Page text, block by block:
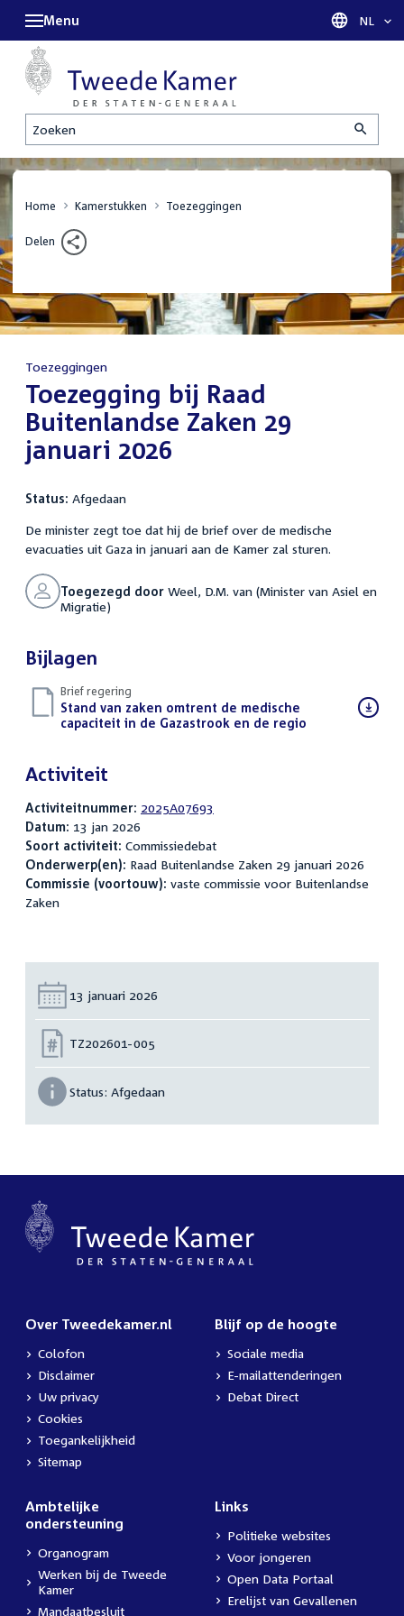
Zoeken
Menu Taal
NL
Home Kamerstukken Toezeggingen
Delen
Toezeggingen
:Toezegging bij Raad
Buitenlandse Zaken 29
januari 2026
Status: Afgedaan
De minister zegt toe dat hij de brief over de medische
evacuaties uit Gaza in januari aan de Kamer zal sturen.
Toegezegd doorWeel, D.M. van (Minister van Asiel en
Migratie)
Bijlagen
Brief regering
Download
bestand:
Stand van zaken omtrent de medische
capaciteit in de Gazastrook en de regio
Activiteit
Activiteitnummer: 2025A07693
Datum: 13 jan 2026
Soort activiteit: Commissiedebat
Onderwerp(en): Raad Buitenlandse Zaken 29 januari 2026
Commissie (voortouw): vaste commissie voor Buitenlandse
Zaken
Datum:
13 januari 2026
Nummer:
TZ202601-005
Status: Afgedaan
Over Tweedekamer.nl
Colofon
Disclaimer
Uw privacy
Cookies
Toegankelijkheid
Sitemap
Blijf op de hoogte
Sociale media
E-mailattenderingen
Debat Direct
Ambtelijke
ondersteuning
Organogram
Werken bij de Tweede
Kamer
Mandaatbesluit
Links
Politieke websites
Voor jongeren
Open Data Portaal
Erelijst van Gevallenen